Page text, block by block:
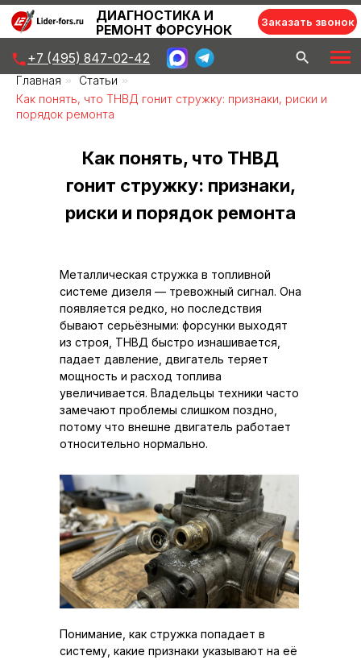
Заказать звонок
ДИАГНОСТИКА И
РЕМОНТ ФОРСУНОК
Главная » Статьи »
Как понять, что ТНВД гонит стружку: признаки, риски и
порядок ремонта
Как понять, что ТНВД
гонит стружку: признаки,
риски и порядок ремонта
Металлическая стружка в топливной
системе дизеля — тревожный сигнал. Она
появляется редко, но последствия
бывают серьёзными: форсунки выходят
из строя, ТНВД быстро изнашивается,
падает давление, двигатель теряет
мощность и расход топлива
увеличивается. Владельцы техники часто
замечают проблемы слишком поздно,
потому что внешне двигатель работает
относительно нормально.
Понимание, как стружка попадает в
систему, какие признаки указывают на её